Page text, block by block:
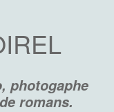
photogaphe
romans.